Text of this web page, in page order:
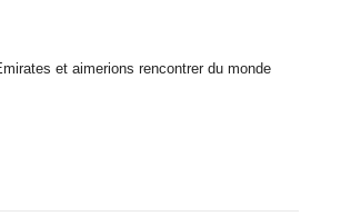
et aimerions rencontrer du monde